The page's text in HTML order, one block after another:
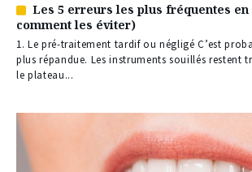
Article
réservé
à
nos
abonnés
Les 5 erreurs les plus fréquentes
comment les éviter)
1. Le pré-traitement tardif ou négligé C’est
plus répandue. Les instruments souillés restent
le plateau...